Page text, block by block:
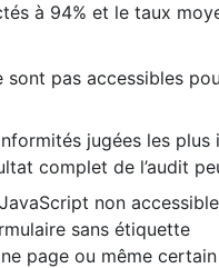
à 94% et le taux
pas accessibles
jugées les
complet de l’audit
non
sans étiquette
page ou même